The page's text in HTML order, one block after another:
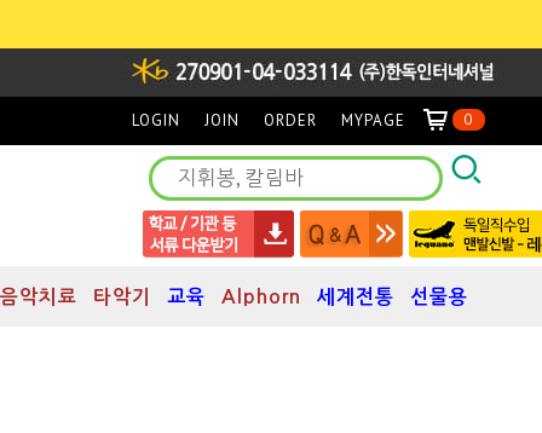
LOGIN JOIN ORDER MYPAGE 0
음악치료 타악기 교육 Alphorn 세계전통 선물용